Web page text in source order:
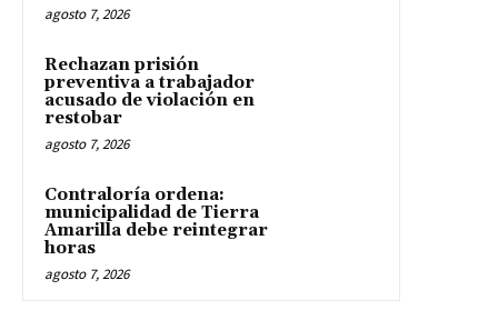
agosto 7, 2026
Rechazan prisión
preventiva a trabajador
acusado de violación en
restobar
agosto 7, 2026
Contraloría ordena:
municipalidad de Tierra
Amarilla debe reintegrar
horas
agosto 7, 2026